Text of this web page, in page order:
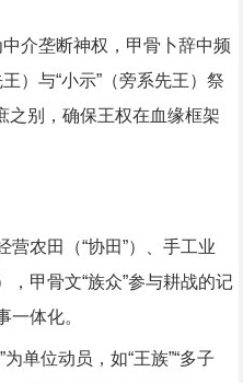
介垄断神权，甲骨卜辞中频
）与“小示”（旁系先王）祭
之别，确保王权在血缘框架
营农田（“协田”）、手工业
，甲骨文“族众”参与耕战的记
一体化。
为单位动员，如“王族”“多子